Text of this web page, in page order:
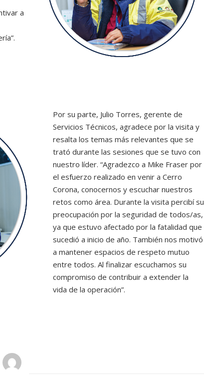
a
Por su parte, Julio Torres, gerente de
Servicios Técnicos, agradece por la visita y
resalta los temas más relevantes que se
trató durante las sesiones que se tuvo con
nuestro líder. “Agradezco a Mike Fraser por
el esfuerzo realizado en venir a Cerro
Corona, conocernos y escuchar nuestros
retos como área. Durante la visita percibí su
preocupación por la seguridad de todos/as,
ya que estuvo afectado por la fatalidad que
sucedió a inicio de año. También nos motivó
a mantener espacios de respeto mutuo
entre todos. Al finalizar escuchamos su
compromiso de contribuir a extender la
vida de la operación”.